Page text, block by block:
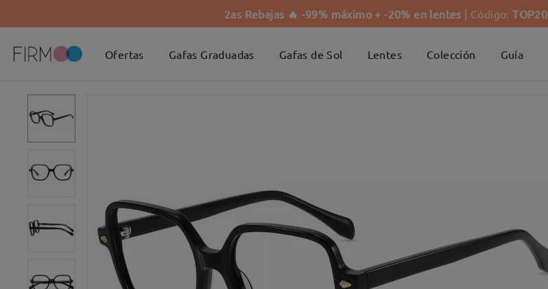
2as Rebajas 🔥 -99% máximo + -20% en lentes | Código:TOP20
Ofertas Gafas Graduadas Gafas de Sol Lentes Colección Guía